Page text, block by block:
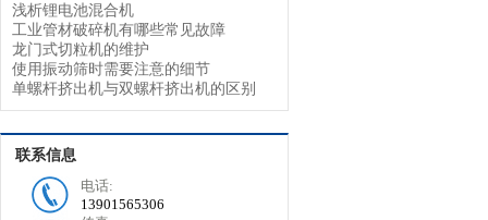
浅析锂电池混合机
工业管材破碎机有哪些常见故障
龙门式切粒机的维护
使用振动筛时需要注意的细节
单螺杆挤出机与双螺杆挤出机的区别
联系信息
电话:
13901565306